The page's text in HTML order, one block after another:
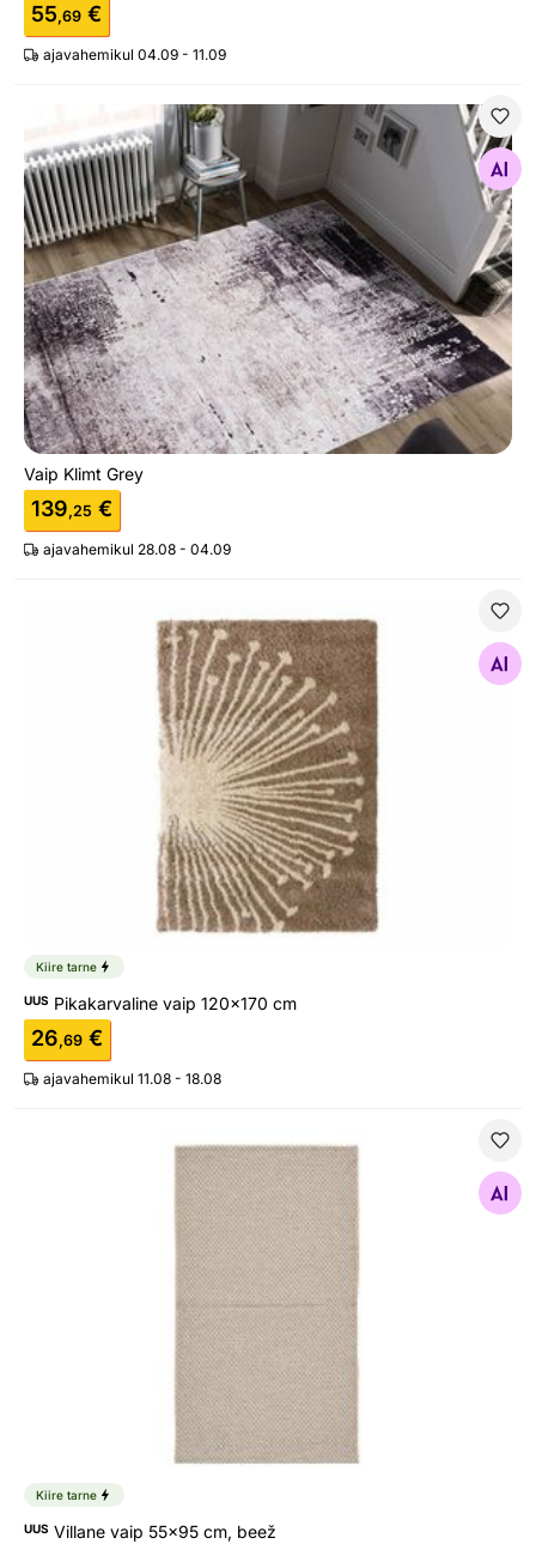
55,69 €
ajavahemikul 04.09 - 11.09
Vaip Klimt Grey
Otsi sarnaseid
Vaip Klimt Grey
139,25 €
ajavahemikul 28.08 - 04.09
Pikakarvaline vaip 120x170 cm
Kiire tarne
UUS Pikakarvaline vaip 120x170 cm
26,69 €
ajavahemikul 11.08 - 18.08
Villane vaip 55x95 cm, beež
Kiire tarne
UUS Villane vaip 55x95 cm, beež